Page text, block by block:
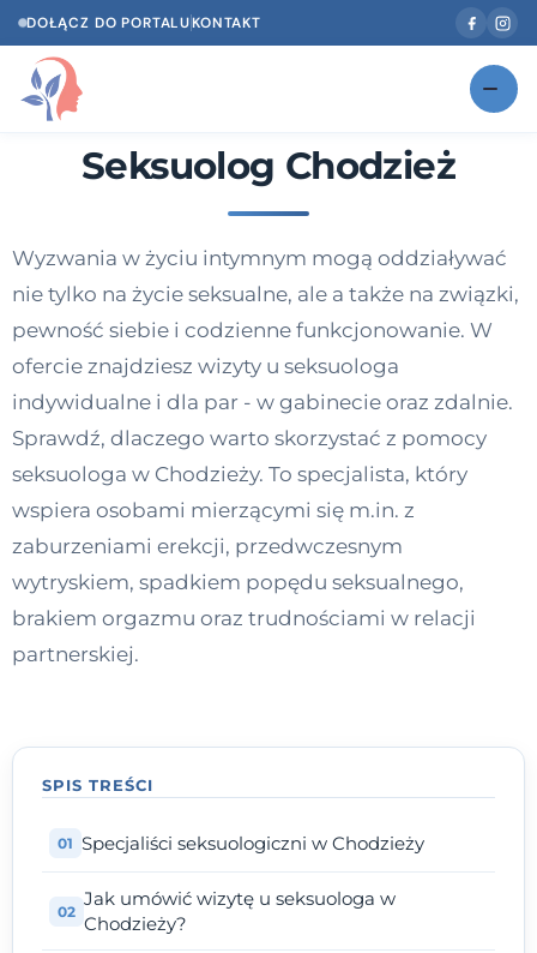
DOŁĄCZ DO PORTALUKONTAKT
Znajdź swojego specjalistę NOWOŚĆ
Według specjalizacji
Diagnozy psychologiczne
Testy psychologiczne
Dawka wiedzy
Dla specjalistów
Kontakt
Seksuolog Chodzież
Wyzwania w życiu intymnym mogą oddziaływać
nie tylko na życie seksualne, ale a także na związki,
pewność siebie i codzienne funkcjonowanie. W
ofercie znajdziesz wizyty u seksuologa
indywidualne i dla par - w gabinecie oraz zdalnie.
Sprawdź, dlaczego warto skorzystać z pomocy
seksuologa w Chodzieży. To specjalista, który
wspiera osobami mierzącymi się m.in. z
zaburzeniami erekcji, przedwczesnym
wytryskiem, spadkiem popędu seksualnego,
brakiem orgazmu oraz trudnościami w relacji
partnerskiej.
SPIS TREŚCI
Specjaliści seksuologiczni w Chodzieży
Jak umówić wizytę u seksuologa w
Chodzieży?